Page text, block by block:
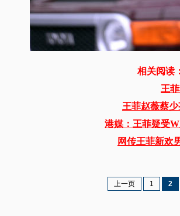
相关阅读
王
王菲赵薇蔡
港媒：王菲疑受
网传王菲新欢
上一页 1 2